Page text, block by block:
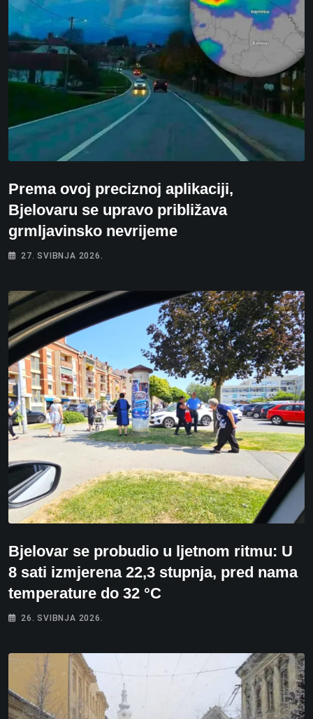
Prema ovoj preciznoj aplikaciji,
Bjelovaru se upravo približava
grmljavinsko nevrijeme
27. SVIBNJA 2026.
Bjelovar se probudio u ljetnom ritmu: U
8 sati izmjerena 22,3 stupnja, pred nama
temperature do 32 °C
26. SVIBNJA 2026.